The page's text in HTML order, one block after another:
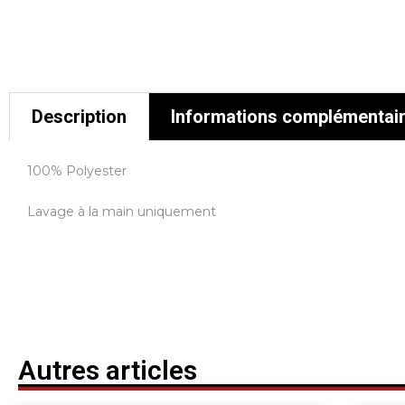
Description Informations
100% Polyester
Lavage à la main uniquement
Autres articles